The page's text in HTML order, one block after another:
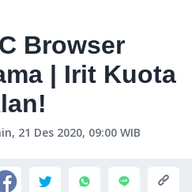
Browser
| Irit Kuota
21 Des 2020, 09:00 WIB